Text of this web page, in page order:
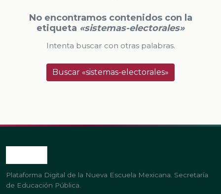
No encontramos contenidos con la
etiqueta «sistemas-electorales»
Intenta buscar con otras palabras.
Buscar «sistemas-electorales»
Plataforma Digital de la Nueva Escuela Mexicana. Secretaría
de Educación Pública.